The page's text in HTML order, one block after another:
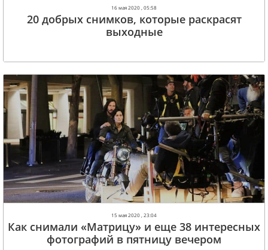
16 мая 2020 , 05:58
20 добрых снимков, которые раскрасят
выходные
15 мая 2020 , 23:04
Как снимали «Матрицу» и еще 38 интересных
фотографий в пятницу вечером